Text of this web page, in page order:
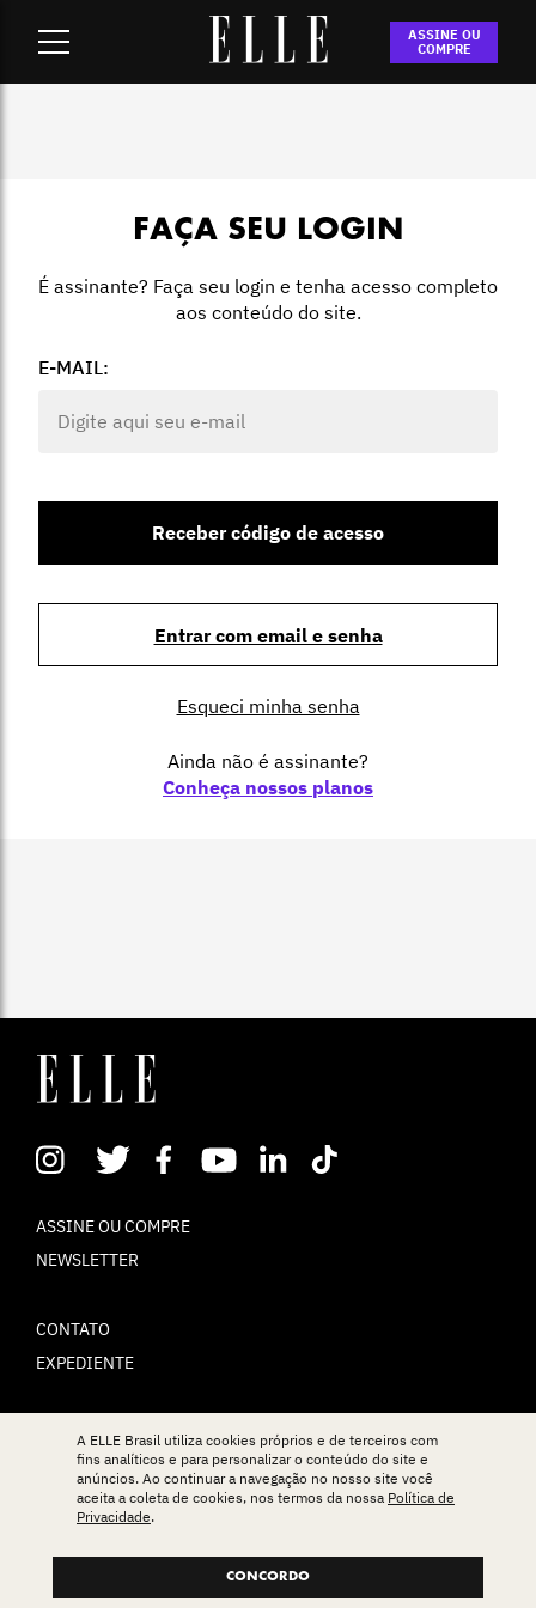
ASSINE OU
COMPRE
FAÇA SEU LOGIN
É assinante? Faça seu login e tenha acesso completo
aos conteúdo do site.
E-MAIL:
Receber código de acesso
Entrar com email e senha
Esqueci minha senha
Ainda não é assinante?
Conheça nossos planos
ASSINE OU COMPRE
NEWSLETTER
CONTATO
EXPEDIENTE
POLÍTICA DE PRIVACIDADE
TERMOS DE USO
A ELLE Brasil utiliza cookies próprios e de terceiros com
fins analíticos e para personalizar o conteúdo do site e
anúncios. Ao continuar a navegação no nosso site você
aceita a coleta de cookies, nos termos da nossa Política de
Privacidade.
CONCORDO